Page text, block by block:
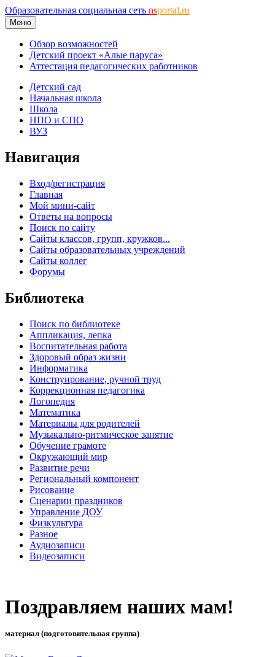
Образовательная социальная сеть nsportal.ru
Меню
Обзор возможностей
Детский проект «Алые паруса»
Аттестация педагогических работников
Детский сад
Начальная школа
Школа
НПО и СПО
ВУЗ
Навигация
Вход/регистрация
Главная
Мой мини-сайт
Ответы на вопросы
Поиск по сайту
Сайты классов, групп, кружков...
Сайты образовательных учреждений
Сайты коллег
Форумы
Библиотека
Поиск по библиотеке
Аппликация, лепка
Воспитательная работа
Здоровый образ жизни
Информатика
Конструирование, ручной труд
Коррекционная педагогика
Логопедия
Математика
Материалы для родителей
Музыкально-ритмическое занятие
Обучение грамоте
Окружающий мир
Развитие речи
Региональный компонент
Рисование
Сценарии праздников
Управление ДОУ
Физкультура
Разное
Аудиозаписи
Видеозаписи
Поздравляем наших мам!
материал (подготовительная группа)